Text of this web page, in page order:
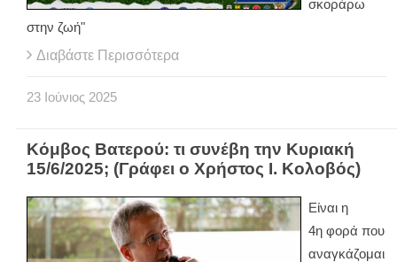
σκοράρω
στην ζωή"
Διαβάστε Περισσότερα
23 Ιούνιος 2025
Κόμβος Βατερού: τι συνέβη την Κυριακή
15/6/2025; (Γράφει ο Χρήστος Ι. Κολοβός)
Είναι η
4η φορά που
αναγκάζομαι